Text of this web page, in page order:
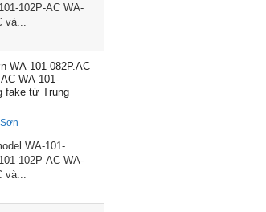
102P-AC WA-
và...
WA-101-082P.AC
WA-101-
fake từ Trung
WA-101-
102P-AC WA-
và...